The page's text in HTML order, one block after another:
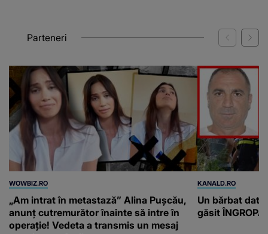
Parteneri
WOWBIZ.RO
„Am intrat în metastază” Alina Pușcău,
anunț cutremurător înainte să intre în
operație! Vedeta a transmis un mesaj
KANALD.RO
Un bărbat dat
găsit